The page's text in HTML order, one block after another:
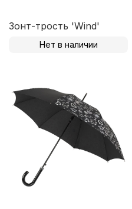
Зонт-трость 'Wind'
Нет в наличии